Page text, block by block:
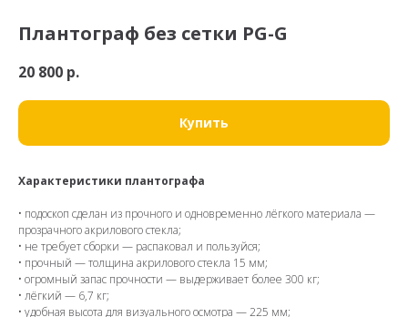
Плантограф без сетки PG-G
20 800 р.
Купить
Характеристики плантографа
• подоскоп сделан из прочного и одновременно лёгкого материала —
прозрачного акрилового стекла;
• не требует сборки — распаковал и пользуйся;
• прочный — толщина акрилового стекла 15 мм;
• огромный запас прочности — выдерживает более 300 кг;
• лёгкий — 6,7 кг;
• удобная высота для визуального осмотра — 225 мм;